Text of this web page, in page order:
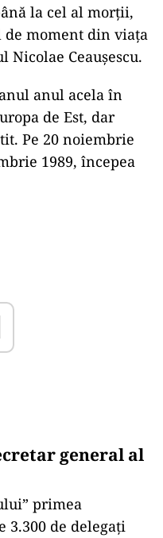
la cel al morții,
de moment din viața
Ceaușescu.
anul acela în
de Est, dar
Pe 20 noiembrie
1989, începea
general al
primea
3.300 de delegaţi